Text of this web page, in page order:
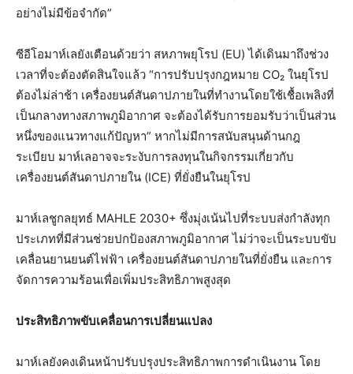
อย่างไม่มีข้อจำกัด”
ซีอีโอมาห์เลยังเตือนด้วยว่า สหภาพยุโรป (EU) ได้เดินมาถึงช่วง
เวลาที่จะต้องตัดสินใจแล้ว “การปรับปรุงกฎหมาย CO₂ ในยุโรป
ต้องไม่ล่าช้า เครื่องยนต์สันดาปภายในที่ทำงานโดยใช้เชื้อเพลิงที่
เป็นกลางทางสภาพภูมิอากาศ จะต้องได้รับการยอมรับว่าเป็นส่วน
หนึ่งของแนวทางแก้ปัญหา” หากไม่มีการสนับสนุนด้านกฎ
ระเบียบ มาห์เลอาจจะระงับการลงทุนในกิจกรรมเกี่ยวกับ
เครื่องยนต์สันดาปภายใน (ICE) ที่ยั่งยืนในยุโรป
มาห์เลชูกลยุทธ์ MAHLE 2030+ ซึ่งมุ่งเน้นไปที่ระบบส่งกำลังทุก
ประเภทที่มีส่วนช่วยปกป้องสภาพภูมิอากาศ ไม่ว่าจะเป็นระบบขับ
เคลื่อนยานยนต์ไฟฟ้า เครื่องยนต์สันดาปภายในที่ยั่งยืน และการ
จัดการความร้อนเพื่อเพิ่มประสิทธิภาพสูงสุด
ประสิทธิภาพขับเคลื่อนการเปลี่ยนแปลง
มาห์เลยังคงเดินหน้าปรับปรุงประสิทธิภาพการดำเนินงาน โดย